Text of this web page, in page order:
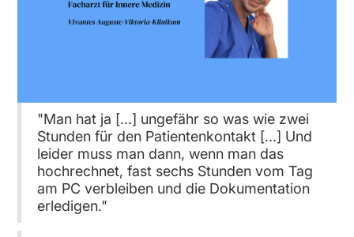
"Man hat ja [...] ungefähr so was wie zwei
Stunden für den Patientenkontakt [...] Und
leider muss man dann, wenn man das
hochrechnet, fast sechs Stunden vom Tag
am PC verbleiben und die Dokumentation
erledigen."